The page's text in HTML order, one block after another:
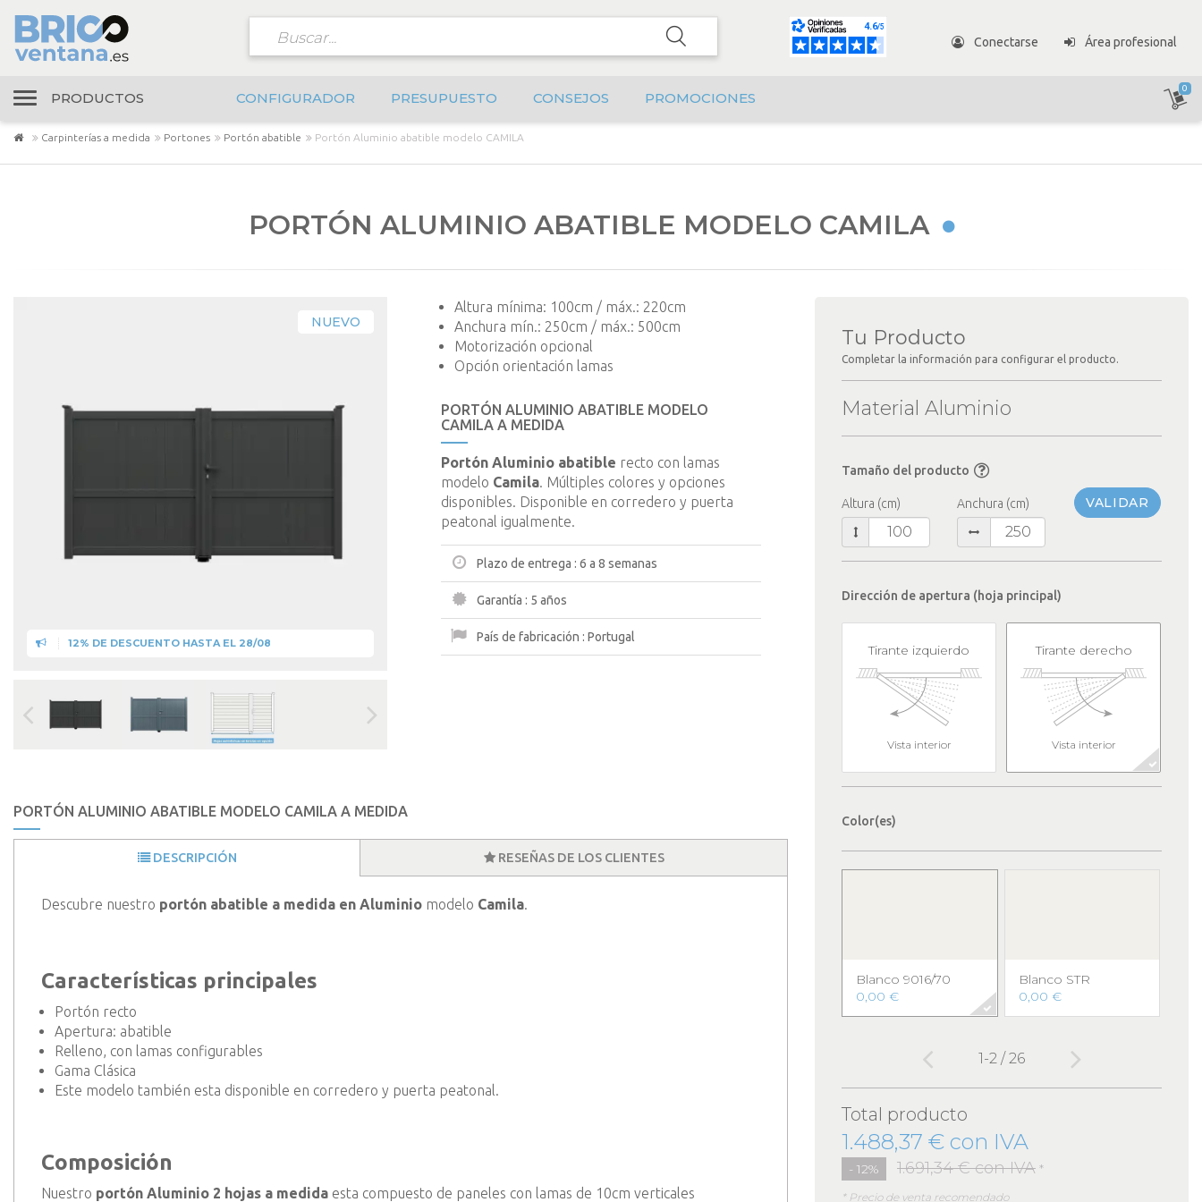
Conectarse Área profesional
PRODUCTOS CONFIGURADOR PRESUPUESTO CONSEJOS PROMOCIONES
0
Carpinterías a medida Portones Portón abatible Portón Aluminio abatible modelo CAMILA
PORTÓN ALUMINIO ABATIBLE MODELO CAMILA
NUEVO
NUEVO
12% DE DESCUENTO HASTA EL 28/08
Altura mínima: 100cm / máx.: 220cm
Anchura mín.: 250cm / máx.: 500cm
Motorización opcional
Opción orientación lamas
PORTÓN ALUMINIO ABATIBLE MODELO
CAMILA A MEDIDA
Portón Aluminio abatible recto con lamas
modelo Camila. Múltiples colores y opciones
disponibles. Disponible en corredero y puerta
peatonal igualmente.
Plazo de entrega : 6 a 8 semanas
Garantía : 5 años
País de fabricación : Portugal
PORTÓN ALUMINIO ABATIBLE MODELO CAMILA A MEDIDA
DESCRIPCIÓN RESEÑAS DE LOS CLIENTES
Descubre nuestro portón abatible a medida en Aluminio modelo Camila.
Características principales
Portón recto
Apertura: abatible
Relleno, con lamas configurables
Gama Clásica
Este modelo también esta disponible en corredero y puerta peatonal.
Composición
Nuestro portón Aluminio 2 hojas a medida esta compuesto de paneles con lamas de 10cm verticales
Tu Producto
Completar la información para configurar el producto.
Material Aluminio
Tamaño del producto
Altura (cm) Anchura (cm) VALIDAR
Dirección de apertura (hoja principal)
Tirante izquierdo
Vista interior
Tirante derecho
Vista interior
Color(es)
Blanco 9016/70
0,00 €
Blanco STR
0,00 €
1-2 / 26
Total producto
1.488,37 € con IVA
- 12% 1.691,34 € con IVA *
* Precio de venta recomendado